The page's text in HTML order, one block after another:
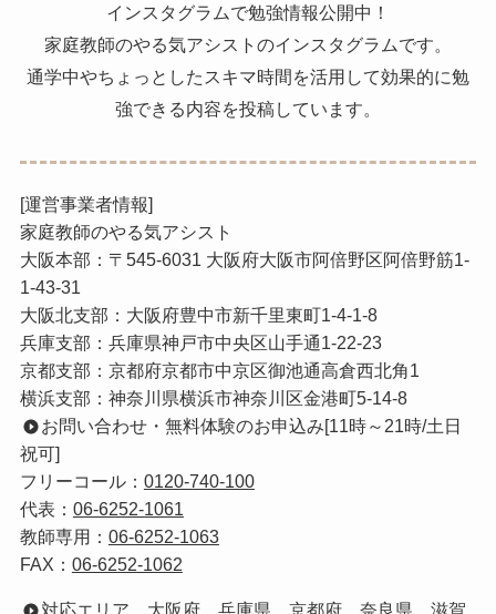
インスタグラムで勉強情報公開中！
家庭教師のやる気アシストのインスタグラムです。
通学中やちょっとしたスキマ時間を活用して効果的に勉
強できる内容を投稿しています。
[運営事業者情報]
家庭教師のやる気アシスト
大阪本部：〒545-6031 大阪府大阪市阿倍野区阿倍野筋1-
1-43-31
大阪北支部：大阪府豊中市新千里東町1-4-1-8
兵庫支部：兵庫県神戸市中央区山手通1-22-23
京都支部：京都府京都市中京区御池通高倉西北角1
横浜支部：神奈川県横浜市神奈川区金港町5-14-8
お問い合わせ・無料体験のお申込み[11時～21時/土日
祝可]
フリーコール： 0120-740-100
代表： 06-6252-1061
教師専用： 06-6252-1063
FAX： 06-6252-1062